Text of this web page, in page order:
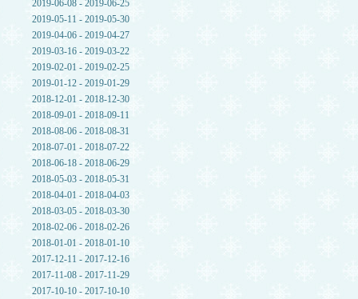
2019-06-08 - 2019-06-25
2019-05-11 - 2019-05-30
2019-04-06 - 2019-04-27
2019-03-16 - 2019-03-22
2019-02-01 - 2019-02-25
2019-01-12 - 2019-01-29
2018-12-01 - 2018-12-30
2018-09-01 - 2018-09-11
2018-08-06 - 2018-08-31
2018-07-01 - 2018-07-22
2018-06-18 - 2018-06-29
2018-05-03 - 2018-05-31
2018-04-01 - 2018-04-03
2018-03-05 - 2018-03-30
2018-02-06 - 2018-02-26
2018-01-01 - 2018-01-10
2017-12-11 - 2017-12-16
2017-11-08 - 2017-11-29
2017-10-10 - 2017-10-10